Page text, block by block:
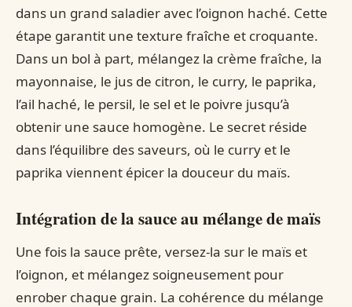
dans un grand saladier avec l’oignon haché. Cette
étape garantit une texture fraîche et croquante.
Dans un bol à part, mélangez la crème fraîche, la
mayonnaise, le jus de citron, le curry, le paprika,
l’ail haché, le persil, le sel et le poivre jusqu’à
obtenir une sauce homogène. Le secret réside
dans l’équilibre des saveurs, où le curry et le
paprika viennent épicer la douceur du maïs.
Intégration de la sauce au mélange de maïs
Une fois la sauce prête, versez-la sur le maïs et
l’oignon, et mélangez soigneusement pour
enrober chaque grain. La cohérence du mélange